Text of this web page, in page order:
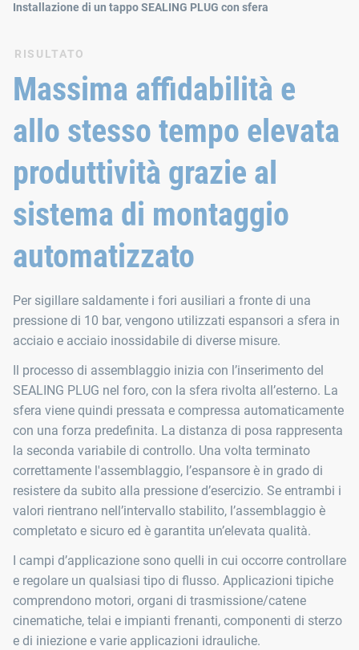
Installazione di un tappo SEALING PLUG con sfera
RISULTATO
Massima affidabilità e
allo stesso tempo elevata
produttività grazie al
sistema di montaggio
automatizzato
Per sigillare saldamente i fori ausiliari a fronte di una
pressione di 10 bar, vengono utilizzati espansori a sfera in
acciaio e acciaio inossidabile di diverse misure.
Il processo di assemblaggio inizia con l’inserimento del
SEALING PLUG nel foro, con la sfera rivolta all’esterno. La
sfera viene quindi pressata e compressa automaticamente
con una forza predefinita. La distanza di posa rappresenta
la seconda variabile di controllo. Una volta terminato
correttamente l'assemblaggio, l’espansore è in grado di
resistere da subito alla pressione d’esercizio. Se entrambi i
valori rientrano nell’intervallo stabilito, l’assemblaggio è
completato e sicuro ed è garantita un’elevata qualità.
I campi d’applicazione sono quelli in cui occorre controllare
e regolare un qualsiasi tipo di flusso. Applicazioni tipiche
comprendono motori, organi di trasmissione/catene
cinematiche, telai e impianti frenanti, componenti di sterzo
e di iniezione e varie applicazioni idrauliche.